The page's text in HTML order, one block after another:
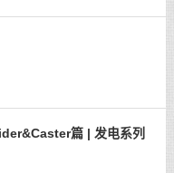
篇 | 发电系列